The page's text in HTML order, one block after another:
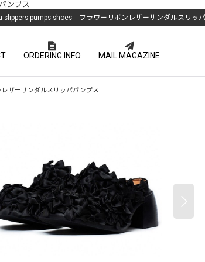
ンプス
slippers pumps shoes フラワーリボンレザーサンダルスリッ
ORDERING INFO MAIL MAGAZINE
ザーサンダルスリッパパンプス